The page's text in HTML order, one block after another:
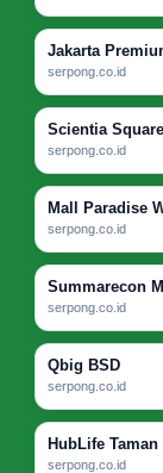
Jakarta
serpong.co.id
Scientia
serpong.co.id
Mall Paradise
serpong.co.id
Summarecon
serpong.co.id
Qbig BSD
serpong.co.id
HubLife
serpong.co.id